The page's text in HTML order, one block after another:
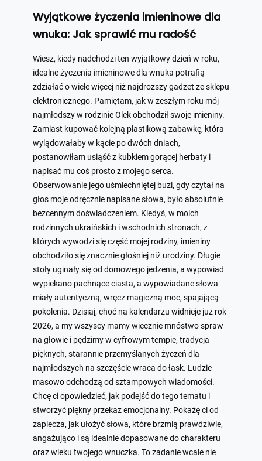
Wyjątkowe życzenia imieninowe dla
wnuka: Jak sprawić mu radość
Wiesz, kiedy nadchodzi ten wyjątkowy dzień w roku,
idealne życzenia imieninowe dla wnuka potrafią
zdziałać o wiele więcej niż najdroższy gadżet ze sklepu
elektronicznego. Pamiętam, jak w zeszłym roku mój
najmłodszy w rodzinie Olek obchodził swoje imieniny.
Zamiast kupować kolejną plastikową zabawkę, która
wylądowałaby w kącie po dwóch dniach,
postanowiłam usiąść z kubkiem gorącej herbaty i
napisać mu coś prosto z mojego serca.
Obserwowanie jego uśmiechniętej buzi, gdy czytał na
głos moje odręcznie napisane słowa, było absolutnie
bezcennym doświadczeniem. Kiedyś, w moich
rodzinnych ukraińskich i wschodnich stronach, z
których wywodzi się część mojej rodziny, imieniny
obchodziło się znacznie głośniej niż urodziny. Długie
stoły uginały się od domowego jedzenia, a wypowiad
wypiekano pachnące ciasta, a wypowiadane słowa
miały autentyczną, wręcz magiczną moc, spajającą
pokolenia. Dzisiaj, choć na kalendarzu widnieje już rok
2026, a my wszyscy mamy wiecznie mnóstwo spraw
na głowie i pędzimy w cyfrowym tempie, tradycja
pięknych, starannie przemyślanych życzeń dla
najmłodszych na szczęście wraca do łask. Ludzie
masowo odchodzą od sztampowych wiadomości.
Chcę ci opowiedzieć, jak podejść do tego tematu i
stworzyć piękny przekaz emocjonalny. Pokażę ci od
zaplecza, jak ułożyć słowa, które brzmią prawdziwie,
angażująco i są idealnie dopasowane do charakteru
oraz wieku twojego wnuczka. To zadanie wcale nie